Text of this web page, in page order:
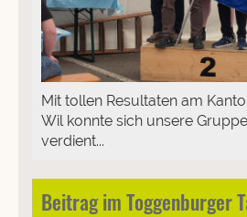
Mit tollen Resultaten am
Wil konnte sich unsere
verdient...
Beitrag im Toggenburger